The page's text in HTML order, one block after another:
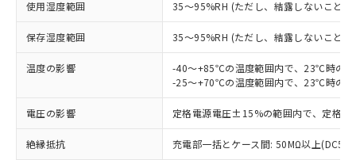
使用湿度範囲 35～95%RH (ただし、結露しないこと)
保存湿度範囲 35～95%RH (ただし、結露しないこと)
温度の影響
-40～+85℃の温度範囲内で、23℃時の
-25～+70℃の温度範囲内で、23℃時の
電圧の影響 定格電源電圧±15%の範囲内で、定格
絶縁抵抗 充電部一括とケース間: 50MΩ以上
ご利用ください。
本サービスは、当社制御機器事業取扱
(税抜)を提供させていただくもので
当社制御機器事業取扱商品の中には、
本サービスの対象外となる商品もある
ことをご了承ください。
調査・確認中：EU RoHS指令（10物質）の
非含有の対応状況を調査中または確認中の
商品です。
非該当品：ライセンス料など無形物で、有
害物質有無と関係のない商品です。
仕入先様の事情により、非含有部品として
いたものが、含有品と判明した場合などや
むを得ず変更することがあります。
※1 中国RoHS○×表
「○」：最大均質材料含有率が中国RoHSの
基準値以下であることを示します。
「×」：最大均質材料含有率が中国RoHSの
基準値を超えていることを示します。
「－」：未確認です。当社販売部門へお問
当社は、これら貴社製品のうち、外国
為替および外国貿易法に定める商品